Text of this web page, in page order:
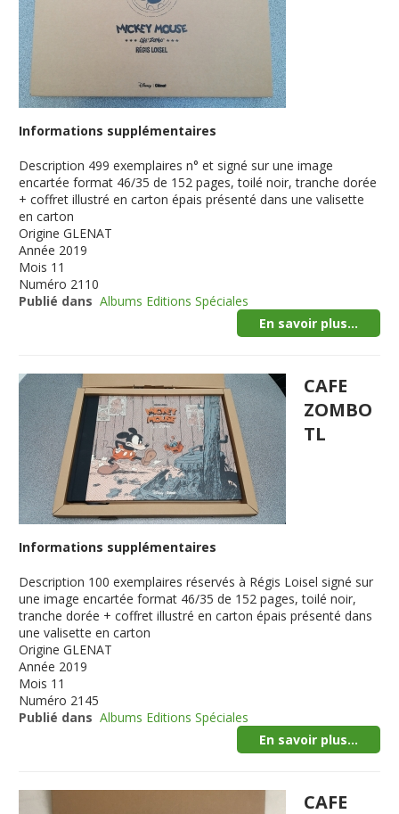
Informations supplémentaires
Description 499 exemplaires n° et signé sur une image
encartée format 46/35 de 152 pages, toilé noir, tranche dorée
+ coffret illustré en carton épais présenté dans une valisette
en carton
Origine GLENAT
Année 2019
Mois 11
Numéro 2110
Publié dans Albums Editions Spéciales
En savoir plus...
CAFE
ZOMBO
TL
Informations supplémentaires
Description 100 exemplaires réservés à Régis Loisel signé sur
une image encartée format 46/35 de 152 pages, toilé noir,
tranche dorée + coffret illustré en carton épais présenté dans
une valisette en carton
Origine GLENAT
Année 2019
Mois 11
Numéro 2145
Publié dans Albums Editions Spéciales
En savoir plus...
CAFE